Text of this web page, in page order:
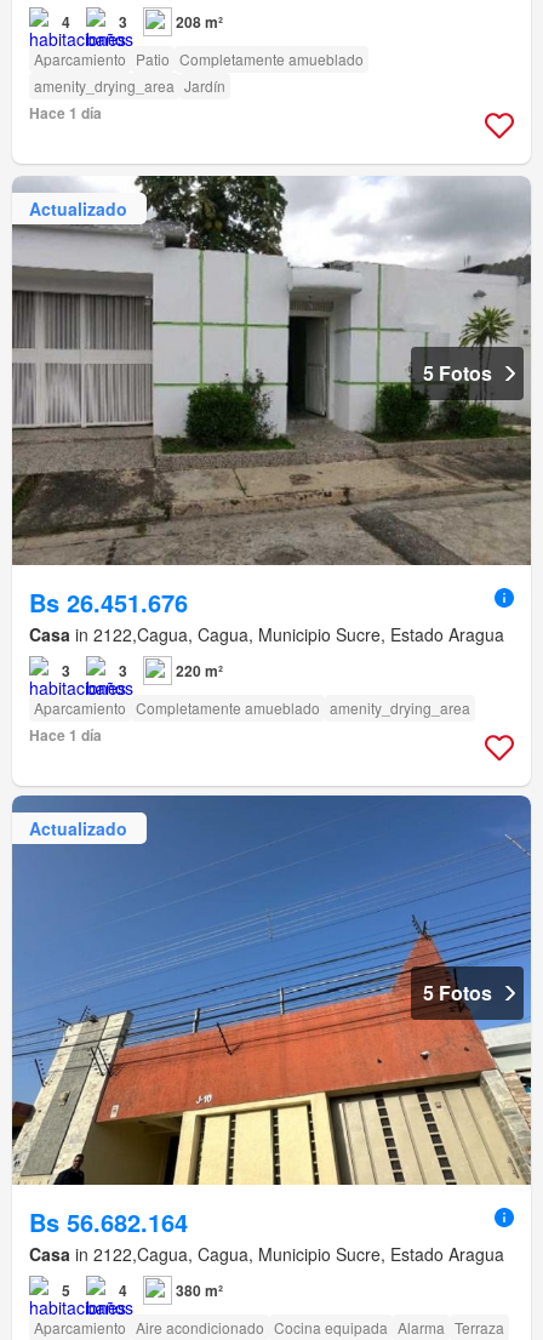
4 3 208 m²
Aparcamiento Patio Completamente amueblado
amenity_drying_area Jardín
Hace 1 día
Actualizado
5 Fotos
Bs 26.451.676
Casa in 2122,Cagua, Cagua, Municipio Sucre, Estado Aragua
3 3 220 m²
Aparcamiento Completamente amueblado amenity_drying_area
Hace 1 día
Actualizado
5 Fotos
Bs 56.682.164
Casa in 2122,Cagua, Cagua, Municipio Sucre, Estado Aragua
5 4 380 m²
Aparcamiento Aire acondicionado Cocina equipada Alarma Terraza